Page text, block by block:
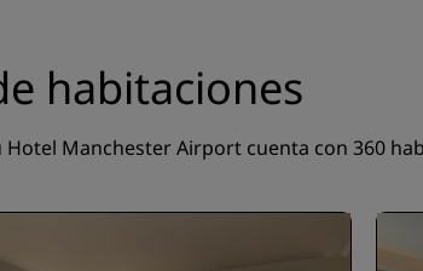
habitaciones
Hotel Manchester Airport cuenta con 360